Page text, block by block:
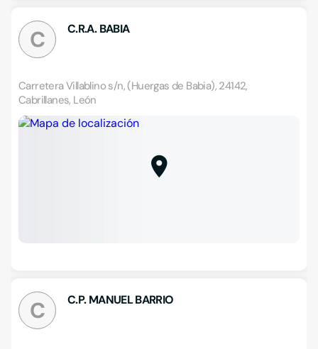
C C.R.A. BABIA
Carretera Villablino s/n, (Huergas de Babia), 24142,
Cabrillanes, León
C C.P. MANUEL BARRIO